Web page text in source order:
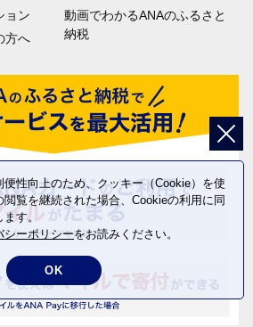
ョン
方へ
動画でわかるANAのふるさと
納税
性向上のため、クッキー（Cookie）を使
覧を継続された場合、Cookieの利用に同
ます。
シーポリシーをお読みください。
OK